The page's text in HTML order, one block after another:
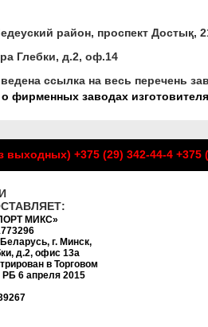
район, проспект Достық,
Глебки, д.2, оф.14
ссылка на весь перечень
фирменных заводах изготовителя
выходных) +375 (29) 342-44-4 +375
МИКС»
г. Минск,
д.2, офис 13а
в Торговом
РБ 6 апреля 2015